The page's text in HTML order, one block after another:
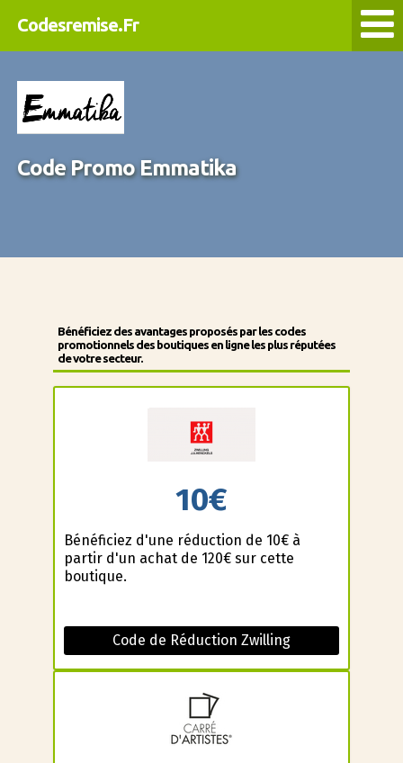
Codesremise.Fr
Code Promo Emmatika
Bénéficiez des avantages proposés par les codes
promotionnels des boutiques en ligne les plus réputées
de votre secteur.
10€
Bénéficiez d'une réduction de 10€ à
partir d'un achat de 120€ sur cette
boutique.
Code de Réduction Zwilling